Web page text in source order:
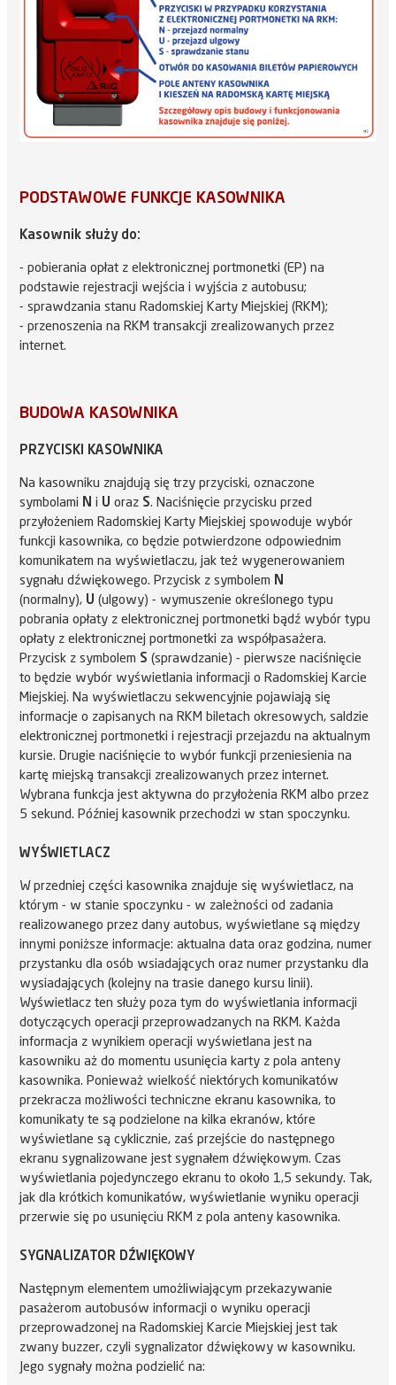
PODSTAWOWE FUNKCJE KASOWNIKA
Kasownik służy do:
- pobierania opłat z elektronicznej portmonetki (EP) na
podstawie rejestracji wejścia i wyjścia z autobusu;
- sprawdzania stanu Radomskiej Karty Miejskiej (RKM);
- przenoszenia na RKM transakcji zrealizowanych przez
internet.
BUDOWA KASOWNIKA
PRZYCISKI KASOWNIKA
Na kasowniku znajdują się trzy przyciski, oznaczone
symbolami N i U oraz S. Naciśnięcie przycisku przed
przyłożeniem Radomskiej Karty Miejskiej spowoduje wybór
funkcji kasownika, co będzie potwierdzone odpowiednim
komunikatem na wyświetlaczu, jak też wygenerowaniem
sygnału dźwiękowego. Przycisk z symbolem N
(normalny), U (ulgowy) - wymuszenie określonego typu
pobrania opłaty z elektronicznej portmonetki bądź wybór typu
opłaty z elektronicznej portmonetki za współpasażera.
Przycisk z symbolem S (sprawdzanie) - pierwsze naciśnięcie
to będzie wybór wyświetlania informacji o Radomskiej Karcie
Miejskiej. Na wyświetlaczu sekwencyjnie pojawiają się
informacje o zapisanych na RKM biletach okresowych, saldzie
elektronicznej portmonetki i rejestracji przejazdu na aktualnym
kursie. Drugie naciśnięcie to wybór funkcji przeniesienia na
kartę miejską transakcji zrealizowanych przez internet.
Wybrana funkcja jest aktywna do przyłożenia RKM albo przez
5 sekund. Później kasownik przechodzi w stan spoczynku.
WYŚWIETLACZ
W przedniej części kasownika znajduje się wyświetlacz, na
którym - w stanie spoczynku - w zależności od zadania
realizowanego przez dany autobus, wyświetlane są między
innymi poniższe informacje: aktualna data oraz godzina, numer
przystanku dla osób wsiadających oraz numer przystanku dla
wysiadających (kolejny na trasie danego kursu linii).
Wyświetlacz ten służy poza tym do wyświetlania informacji
dotyczących operacji przeprowadzanych na RKM. Każda
informacja z wynikiem operacji wyświetlana jest na
kasowniku aż do momentu usunięcia karty z pola anteny
kasownika. Ponieważ wielkość niektórych komunikatów
przekracza możliwości techniczne ekranu kasownika, to
komunikaty te są podzielone na kilka ekranów, które
wyświetlane są cyklicznie, zaś przejście do następnego
ekranu sygnalizowane jest sygnałem dźwiękowym. Czas
wyświetlania pojedynczego ekranu to około 1,5 sekundy. Tak,
jak dla krótkich komunikatów, wyświetlanie wyniku operacji
przerwie się po usunięciu RKM z pola anteny kasownika.
SYGNALIZATOR DŹWIĘKOWY
Następnym elementem umożliwiającym przekazywanie
pasażerom autobusów informacji o wyniku operacji
przeprowadzonej na Radomskiej Karcie Miejskiej jest tak
zwany buzzer, czyli sygnalizator dźwiękowy w kasowniku.
Jego sygnały można podzielić na: